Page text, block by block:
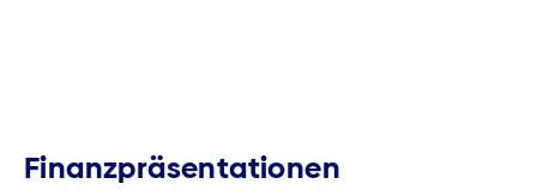
Finanzpräsentationen